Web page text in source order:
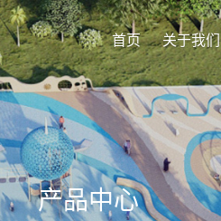
首页 关于我们
产品中心